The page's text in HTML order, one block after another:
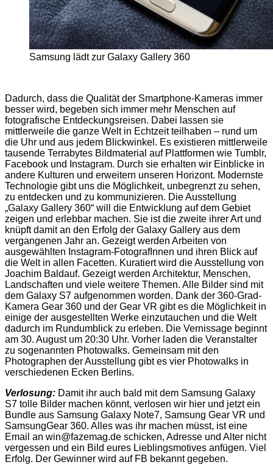
Samsung lädt zur Galaxy Gallery 360
Dadurch, dass die Qualität der Smartphone-Kameras immer
besser wird, begeben sich immer mehr Menschen auf
fotografische Entdeckungsreisen. Dabei lassen sie
mittlerweile die ganze Welt in Echtzeit teilhaben – rund um
die Uhr und aus jedem Blickwinkel. Es existieren mittlerweile
tausende Terrabytes Bildmaterial auf Plattformen wie Tumblr,
Facebook und Instagram. Durch sie erhalten wir Einblicke in
andere Kulturen und erweitern unseren Horizont. Modernste
Technologie gibt uns die Möglichkeit, unbegrenzt zu sehen,
zu entdecken und zu kommunizieren. Die Ausstellung
„Galaxy Gallery 360“ will die Entwicklung auf dem Gebiet
zeigen und erlebbar machen. Sie ist die zweite ihrer Art und
knüpft damit an den Erfolg der Galaxy Gallery aus dem
vergangenen Jahr an. Gezeigt werden Arbeiten von
ausgewählten Instagram-FotografInnen und ihren Blick auf
die Welt in allen Facetten. Kuratiert wird die Ausstellung von
Joachim Baldauf. Gezeigt werden Architektur, Menschen,
Landschaften und viele weitere Themen. Alle Bilder sind mit
dem Galaxy S7 aufgenommen worden. Dank der 360-Grad-
Kamera Gear 360 und der Gear VR gibt es die Möglichkeit in
einige der ausgestellten Werke einzutauchen und die Welt
dadurch im Rundumblick zu erleben. Die Vernissage beginnt
am 30. August um 20:30 Uhr. Vorher laden die Veranstalter
zu sogenannten Photowalks. Gemeinsam mit den
Photographen der Ausstellung gibt es vier Photowalks in
verschiedenen Ecken Berlins.
Verlosung: Damit ihr auch bald mit dem Samsung Galaxy
S7 tolle Bilder machen könnt, verlosen wir hier und jetzt ein
Bundle aus Samsung Galaxy Note7, Samsung Gear VR und
SamsungGear 360. Alles was ihr machen müsst, ist eine
Email an win@fazemag.de schicken, Adresse und Alter nicht
vergessen und ein Bild eures Lieblingsmotives anfügen. Viel
Erfolg. Der Gewinner wird auf FB bekannt gegeben.